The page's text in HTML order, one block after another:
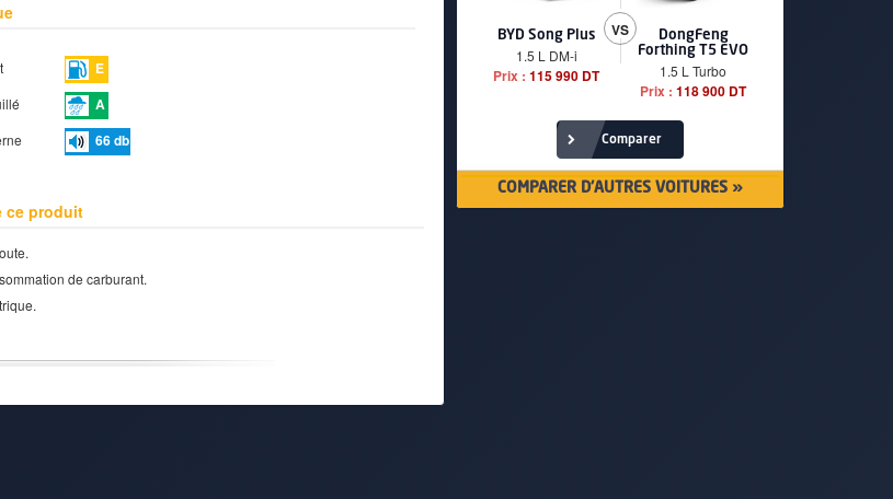
E
A
66db
ce produit
de carburant.
BYD Song Plus
1.5 L DM-i
Prix : 115 990 DT
VS
DongFeng
Forthing T5 EVO
1.5 L Turbo
Prix : 118 900 DT
Comparer
COMPARER D'AUTRES VOITURES »